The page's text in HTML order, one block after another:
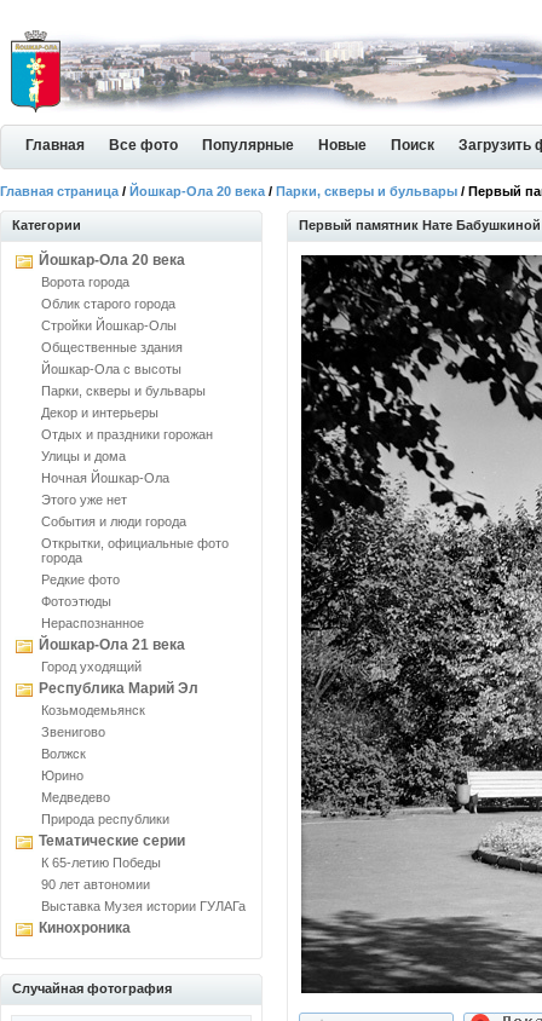
Главная Все фото Популярные Новые Поиск Загрузить
Главная страница / Йошкар-Ола 20 века / Парки, скверы и бульвары / Первый
Категории
Йошкар-Ола 20 века
Ворота города
Облик старого города
Стройки Йошкар-Олы
Общественные здания
Йошкар-Ола с высоты
Парки, скверы и бульвары
Декор и интерьеры
Отдых и праздники горожан
Улицы и дома
Ночная Йошкар-Ола
Этого уже нет
События и люди города
Открытки, официальные фото
города
Редкие фото
Фотоэтюды
Нераспознанное
Йошкар-Ола 21 века
Город уходящий
Республика Марий Эл
Козьмодемьянск
Звенигово
Волжск
Юрино
Медведево
Природа республики
Тематические серии
К 65-летию Победы
90 лет автономии
Выставка Музея истории ГУЛАГа
Кинохроника
Случайная фотография
Первый памятник Нате Бабушкиной